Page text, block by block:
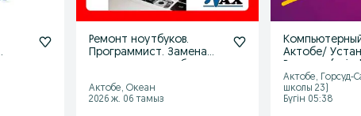
Ремонт ноутбуков.
Программист. Замена
Актобе, Океан
2026 ж. 06 тамыз
Актобе/
Программист
Актобе, Горсуд-
школы 23)
Бүгін 05:38